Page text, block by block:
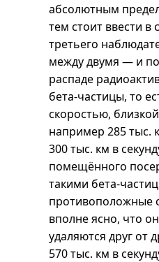
абсолютным
тем стоит ввести в
третьего
между двумя — и
распаде
бета-частицы, то
скоростью,
например 285 тыс.
300 тыс. км в
помещённого
такими бета-
противоположные
вполне ясно, что
удаляются друг от
570 тыс. км в